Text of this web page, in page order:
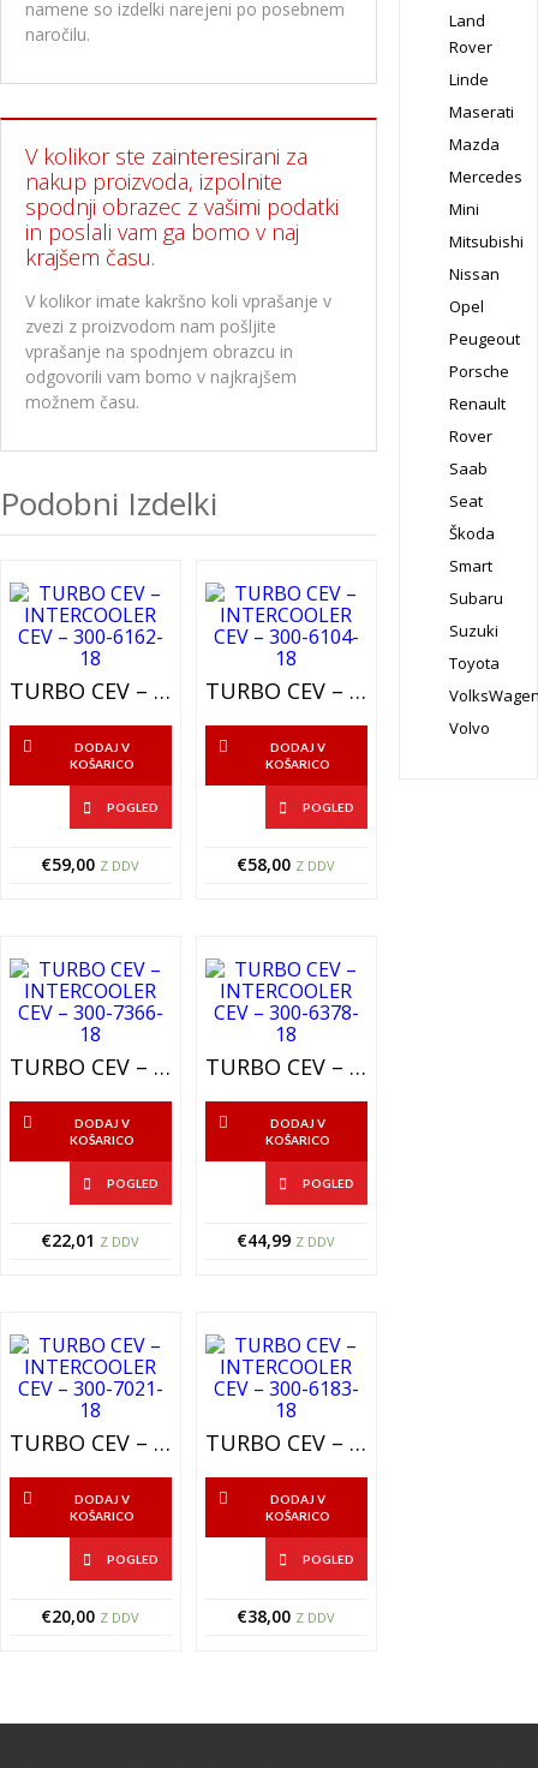
namene so izdelki narejeni po posebnem
naročilu.
V kolikor ste zainteresirani za
nakup proizvoda, izpolnite
spodnji obrazec z vašimi podatki
in poslali vam ga bomo v naj
krajšem času.
V kolikor imate kakršno koli vprašanje v
zvezi z proizvodom nam pošljite
vprašanje na spodnjem obrazcu in
odgovorili vam bomo v najkrajšem
možnem času.
Podobni Izdelki
TURBO CEV – INTERCOOLER CEV – 300-6162-18
DODAJ V
KOŠARICO
POGLED
€59,00 Z DDV
TURBO CEV – INTERCOOLER CEV – 300-6104-18
DODAJ V
KOŠARICO
POGLED
€58,00 Z DDV
TURBO CEV – INTERCOOLER CEV – 300-7366-18
DODAJ V
KOŠARICO
POGLED
€22,01 Z DDV
TURBO CEV – INTERCOOLER CEV – 300-6378-18
DODAJ V
KOŠARICO
POGLED
€44,99 Z DDV
TURBO CEV – INTERCOOLER CEV – 300-7021-18
DODAJ V
KOŠARICO
POGLED
€20,00 Z DDV
TURBO CEV – INTERCOOLER CEV – 300-6183-18
DODAJ V
KOŠARICO
POGLED
€38,00 Z DDV
Land
Rover
Linde
Maserati
Mazda
Mercedes
Mini
Mitsubishi
Nissan
Opel
Peugeout
Porsche
Renault
Rover
Saab
Seat
Škoda
Smart
Subaru
Suzuki
Toyota
Volvo